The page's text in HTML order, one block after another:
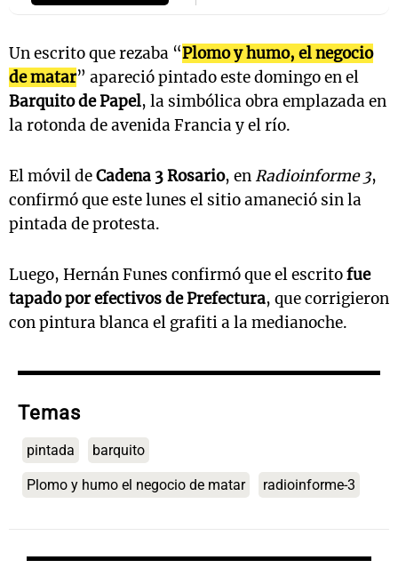
Un escrito que rezaba “Plomo y humo, el negocio
de matar” apareció pintado este domingo en el
Barquito de Papel, la simbólica obra emplazada en
la rotonda de avenida Francia y el río.
El móvil deCadena 3 Rosario, en Radioinforme 3,
confirmó que este lunes el sitio amaneció sin la
pintada de protesta.
Luego, Hernán Funes confirmó que el escritofue
tapado por efectivos de Prefectura, que corrigieron
con pintura blanca el grafiti a la medianoche.
Temas
pintada barquito
Plomo y humo el negocio de matar radioinforme-3